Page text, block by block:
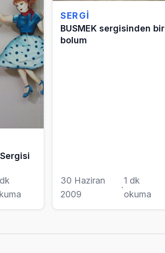
SERGI
BUSMEK sergisinden bir
bolum
30 Haziran
2009
·
1 dk
okuma